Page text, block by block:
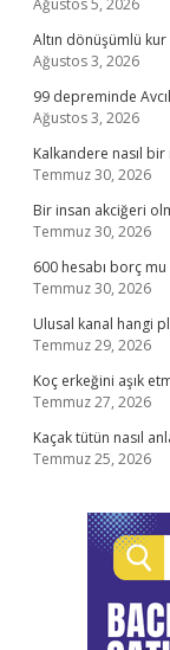
Ağustos 5, 2026
Altın dönüşümlü
Ağustos 3, 2026
99 depreminde
Ağustos 3, 2026
Kalkandere nasıl bir
Temmuz 30, 2026
Bir insan akciğeri
Temmuz 30, 2026
600 hesabı borç mu
Temmuz 30, 2026
Ulusal kanal hangi
Temmuz 29, 2026
Koç erkeğini aşık
Temmuz 27, 2026
Kaçak tütün nasıl
Temmuz 25, 2026